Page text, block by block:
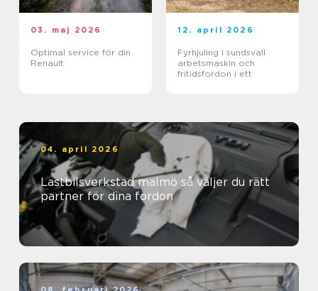
03. maj 2026
Optimal service för din
Renault
12. april 2026
Fyrhjuling i sundsvall
arbetsmaskin och
fritidsfordon i ett
04. april 2026
Lastbilsverkstad malmö så väljer du rätt
partner för dina fordon